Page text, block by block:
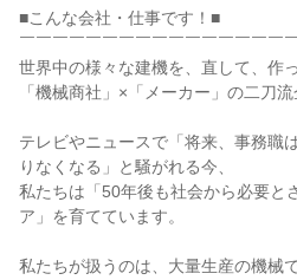
■こんな会社・仕事です！■
￣￣￣￣￣￣￣￣￣￣￣￣￣￣￣￣
世界中の様々な建機を、直して、作
「機械商社」×「メーカー」の二刀流
テレビやニュースで「将来、事務職
りなくなる」と騒がれる今、
私たちは「50年後も社会から必要と
ア」を育てています。
私たちが扱うのは、大量生産の機械